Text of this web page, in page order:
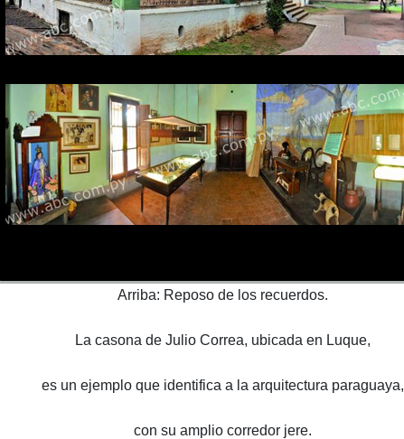
Arriba: Reposo de los recuerdos.
La casona de Julio Correa, ubicada en Luque,
es un ejemplo que identifica a la arquitectura paraguaya,
con su amplio corredor jere.